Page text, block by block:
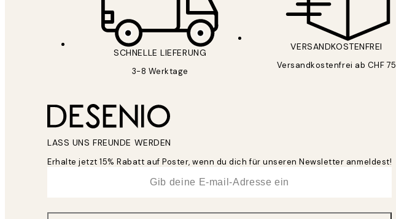
SCHNELLE LIEFERUNG
3-8 Werktage
VERSANDKOSTENFREI
Versandkostenfrei ab CHF 75
LASS UNS FREUNDE WERDEN
Erhalte jetzt 15% Rabatt auf Poster, wenn du dich für unseren Newsletter anmeldest!